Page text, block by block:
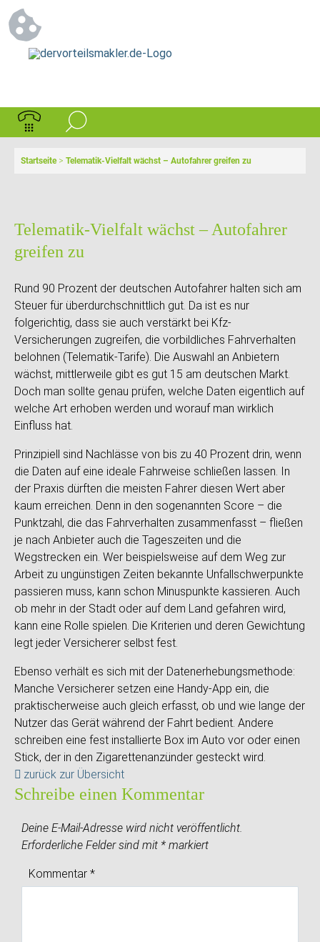
Startseite> Telematik-Vielfalt wächst – Autofahrer greifen zu
Telematik-Vielfalt wächst – Autofahrer
greifen zu
Rund 90 Prozent der deutschen Autofahrer halten sich am
Steuer für überdurchschnittlich gut. Da ist es nur
folgerichtig, dass sie auch verstärkt bei Kfz-
Versicherungen zugreifen, die vorbildliches Fahrverhalten
belohnen (Telematik-Tarife). Die Auswahl an Anbietern
wächst, mittlerweile gibt es gut 15 am deutschen Markt.
Doch man sollte genau prüfen, welche Daten eigentlich auf
welche Art erhoben werden und worauf man wirklich
Einfluss hat.
Prinzipiell sind Nachlässe von bis zu 40 Prozent drin, wenn
die Daten auf eine ideale Fahrweise schließen lassen. In
der Praxis dürften die meisten Fahrer diesen Wert aber
kaum erreichen. Denn in den sogenannten Score – die
Punktzahl, die das Fahrverhalten zusammenfasst – fließen
je nach Anbieter auch die Tageszeiten und die
Wegstrecken ein. Wer beispielsweise auf dem Weg zur
Arbeit zu ungünstigen Zeiten bekannte Unfallschwerpunkte
passieren muss, kann schon Minuspunkte kassieren. Auch
ob mehr in der Stadt oder auf dem Land gefahren wird,
kann eine Rolle spielen. Die Kriterien und deren Gewichtung
legt jeder Versicherer selbst fest.
Ebenso verhält es sich mit der Datenerhebungsmethode:
Manche Versicherer setzen eine Handy-App ein, die
praktischerweise auch gleich erfasst, ob und wie lange der
Nutzer das Gerät während der Fahrt bedient. Andere
schreiben eine fest installierte Box im Auto vor oder einen
Stick, der in den Zigarettenanzünder gesteckt wird.
zurück zur Übersicht
Schreibe einen Kommentar
Deine E-Mail-Adresse wird nicht veröffentlicht.
Erforderliche Felder sind mit * markiert
Kommentar *